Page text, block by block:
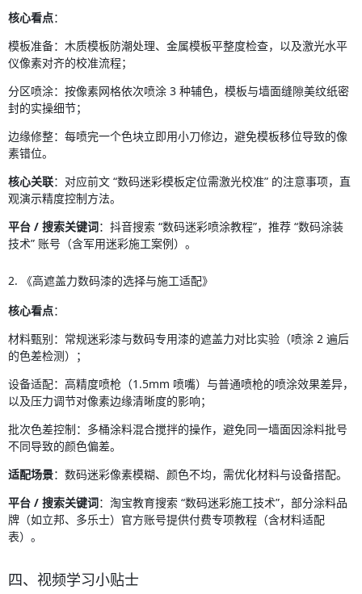
核心看点：
模板准备：木质模板防潮处理、金属模板平整度检查，以及激光水平
仪像素对齐的校准流程；
分区喷涂：按像素网格依次喷涂 3 种辅色，模板与墙面缝隙美纹纸密
封的实操细节；
边缘修整：每喷完一个色块立即用小刀修边，避免模板移位导致的像
素错位。
核心关联：对应前文 “数码迷彩模板定位需激光校准” 的注意事项，直
观演示精度控制方法。
平台 / 搜索关键词：抖音搜索 “数码迷彩喷涂教程”，推荐 “数码涂装
技术” 账号（含军用迷彩施工案例）。
2. 《高遮盖力数码漆的选择与施工适配》
核心看点：
材料甄别：常规迷彩漆与数码专用漆的遮盖力对比实验（喷涂 2 遍后
的色差检测）；
设备适配：高精度喷枪（1.5mm 喷嘴）与普通喷枪的喷涂效果差异，
以及压力调节对像素边缘清晰度的影响；
批次色差控制：多桶涂料混合搅拌的操作，避免同一墙面因涂料批号
不同导致的颜色偏差。
适配场景：数码迷彩像素模糊、颜色不均，需优化材料与设备搭配。
平台 / 搜索关键词：淘宝教育搜索 “数码迷彩施工技术”，部分涂料品
牌（如立邦、多乐士）官方账号提供付费专项教程（含材料适配
表）。
四、视频学习小贴士